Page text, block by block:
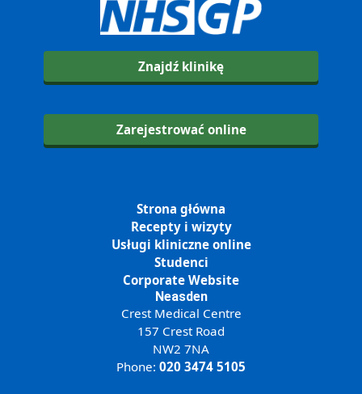
Znajdź klinikę
Zarejestrować online
Strona główna
Recepty i wizyty
Usługi kliniczne online
Studenci
Corporate Website
Neasden
Crest Medical Centre
157 Crest Road
NW2 7NA
Phone: 020 3474 5105